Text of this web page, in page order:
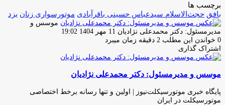
برچسب ها
بافق حجت‌الاسلام سیدعباس حسینی باقرآبادی موتورسواری زنان یزد
موسس و
مدیرمسئول: دکتر محمدعلی نژادیان ارسال
ایمیل
11 مهر 1404 19:02
0 خواندن این مطلب 2 دقیقه زمان میبرد
اشتراک گذاری
فیس
توئیتر
لینکدین
واتس
تلگرام
اشتراک
از
ایمیل
چاپ
موسس و مدیرمسئول: دکتر محمدعلی نژادیان
پایگاه خبری موتورسیکلت‌نیوز | اولین و تنها رسانه برخط اختصاصی
موتورسیکلت در ایران